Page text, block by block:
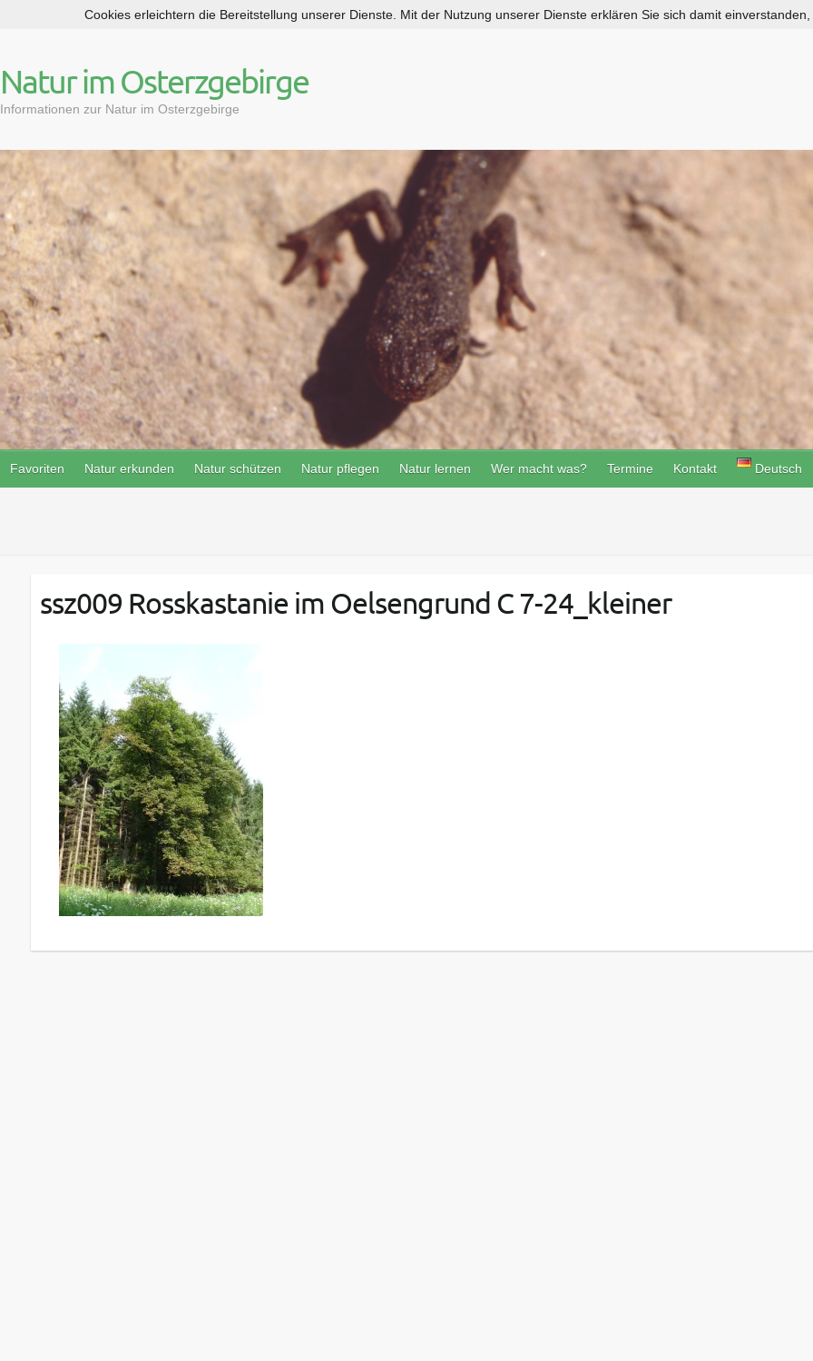
p
t
c
o
n
t
e
n
t
Natur im Osterzgebirge
Informationen zur Natur im Osterzgebirge
Favoriten Natur erkunden Natur schützen Natur pflegen Natur lernen Wer macht was? Termine Kontakt Deutsch
ssz009 Rosskastanie im Oelsengrund C 7-24_kleiner
Cookies erleichtern die Bereitstellung unserer Dienste. Mit der Nutzung unserer Dienste erklären Sie sich damit